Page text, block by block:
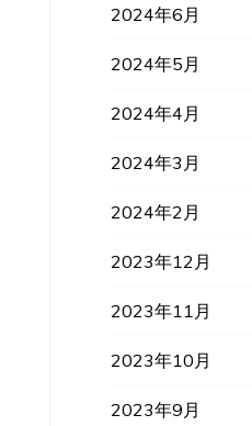
2024年6月
2024年5月
2024年4月
2024年3月
2024年2月
2023年12月
2023年11月
2023年10月
2023年9月